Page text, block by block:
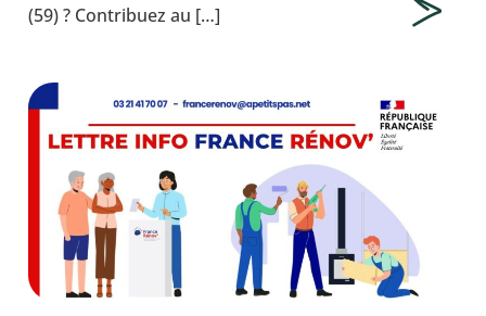
(59) ? Contribuez au […]